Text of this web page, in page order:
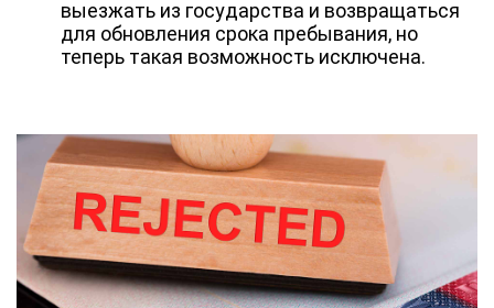
выезжать из государства и возвращаться
для обновления срока пребывания, но
теперь такая возможность исключена.